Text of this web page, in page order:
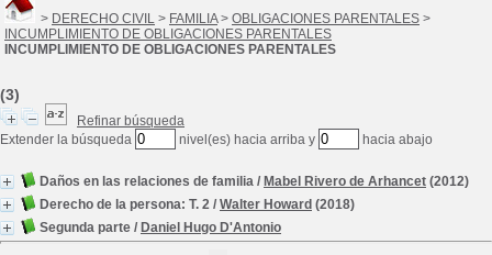
> DERECHO CIVIL > FAMILIA> OBLIGACIONES PARENTALES >
INCUMPLIMIENTO DE OBLIGACIONES PARENTALES
INCUMPLIMIENTO DE OBLIGACIONES PARENTALES
(3)
Refinar búsqueda
Extender la búsqueda
nivel(es) hacia arriba y hacia abajo
Daños en las relaciones de familia / Mabel Rivero de Arhancet (2012)
Derecho de la persona: T. 2 / Walter Howard (2018)
Segunda parte / Daniel Hugo D'Antonio